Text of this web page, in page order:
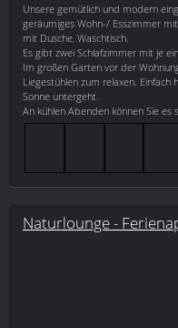
Unsere gemütlich und modern
geräumiges Wohn-/ Esszimmer
mit Dusche, Waschtisch.
Es gibt zwei Schlafzimmer mit je
Im großen Garten vor der
Liegestühlen zum relaxen.
Sonne untergeht.
An kühlen Abenden können Sie es
Naturlounge -